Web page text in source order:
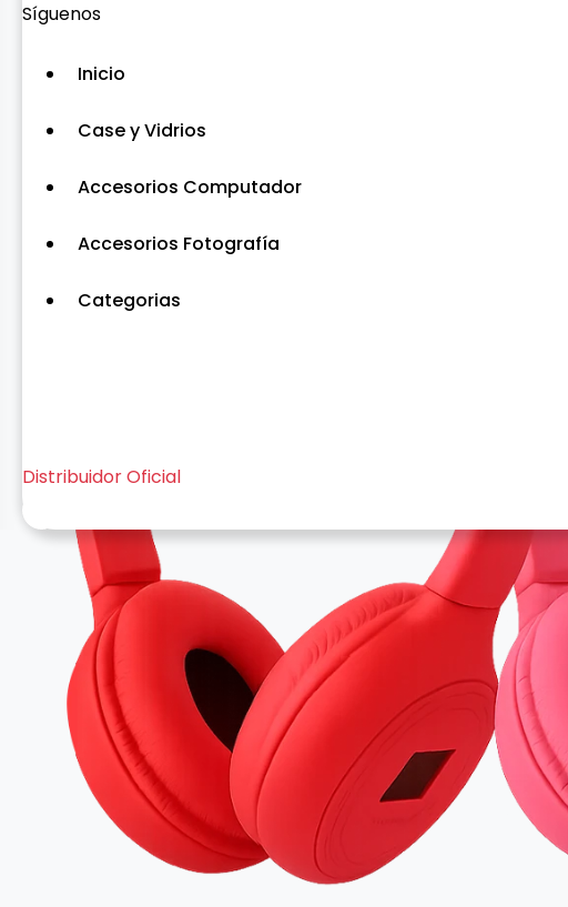
Síguenos
Inicio
Case y Vidrios
Accesorios Computador
Accesorios Fotografía
Categorias
Distribuidor Oficial